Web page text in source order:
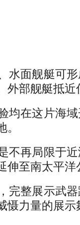
水面舰艇可
外部舰艇抵
均在这片海
不再局限于
伸至南太平洋
完整展示武
慑力量的展示